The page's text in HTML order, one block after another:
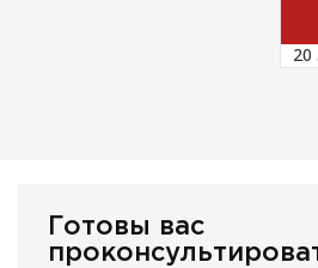
20
Готовы вас